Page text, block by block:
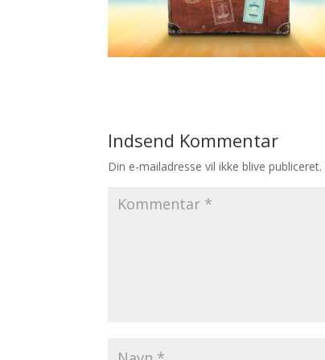
Indsend Kommentar
Din e-mailadresse vil ikke blive publiceret.